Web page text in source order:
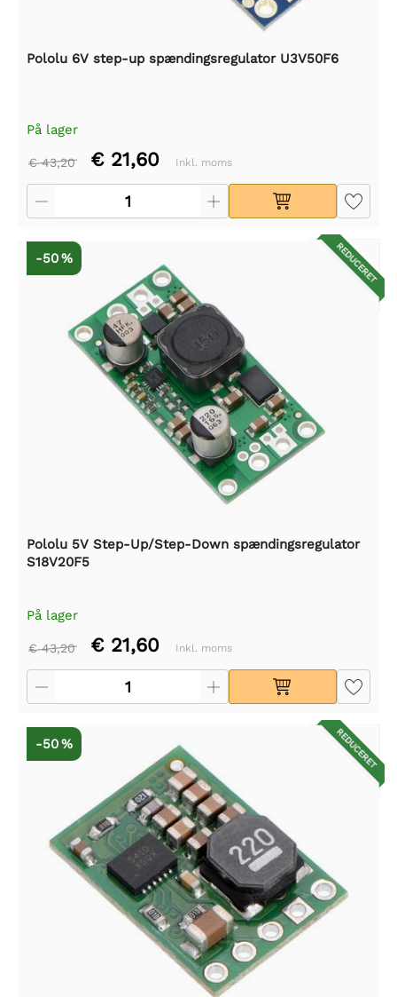
Pololu 6V step-up spændingsregulator U3V50F6
På lager
€ 43,20 € 21,60 Inkl. moms
REDUCERET
-50 %
Pololu 5V Step-Up/Step-Down spændingsregulator
S18V20F5
På lager
€ 43,20 € 21,60 Inkl. moms
REDUCERET
-50 %